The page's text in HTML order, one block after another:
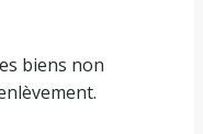
biens non